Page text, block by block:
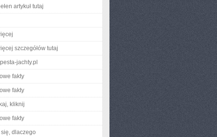
artykuł tutaj
szczegółów tutaj
jachty.pl
fakty
fakty
kliknij
fakty
dlaczego